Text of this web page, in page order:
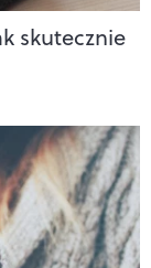
skutecznie